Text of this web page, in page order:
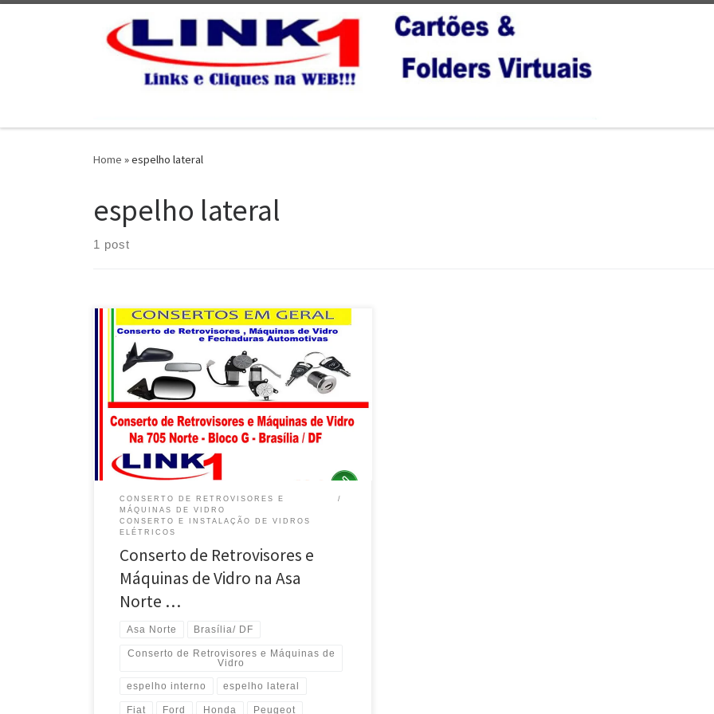
Home »espelho lateral
espelho lateral
1 post
Realce Retrovisores , conserto de máquinas de vidro
na Asa Norte – Brasília / DF Fiat, conserto de máquinas
de vidro, Manual ou Elétrica, 705 Norte – Brasília / DF
VW, conserto de máquinas de vidro, Manual ou
Elétrica, 705 Norte – Brasília / DF Chevrolet, conserto
de máquinas de […]
CONSERTO DE RETROVISORES E
MÁQUINAS DE VIDRO
CONSERTO E INSTALAÇÃO DE VIDROS
ELÉTRICOS
Conserto de Retrovisores e
Máquinas de Vidro na Asa
Norte …
Asa Norte Brasília/ DF
Conserto de Retrovisores e Máquinas de
Vidro
espelho interno espelho lateral
Fiat Ford Honda Peugeot